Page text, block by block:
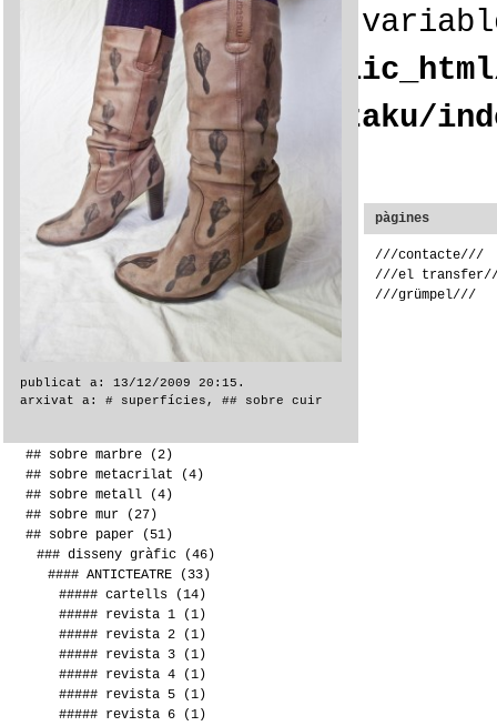
publicat a: 13/12/2009 20:15.
arxivat a: # superfícies , ## sobre cuir
Warning: Undefined
/home/s12727b5/
content/themes/tanzaku/
categories
# superfícies(143)
## sobre asfalt
(3)
## sobre canyes(2)
(2)
(24)
(2)
## sobre cuir(1)
## sobre DM(2)
## sobre marbre(2)
## sobre metacrilat (4)
## sobre metall(4)
## sobre mur(27)
## sobre paper(51)
### disseny gràfic(46)
#### ANTICTEATRE(33)
##### cartells(14)
##### revista 1(1)
##### revista 2(1)
##### revista 3(1)
##### revista 4(1)
##### revista 5(1)
##### revista 6(1)
pàgines
///contacte///
///el
///grümpel///